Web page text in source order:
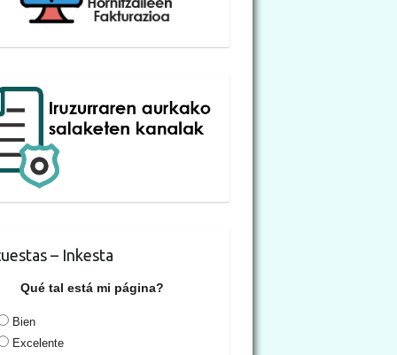
– Inkesta
Qué tal está mi página?
Bien
Excelente